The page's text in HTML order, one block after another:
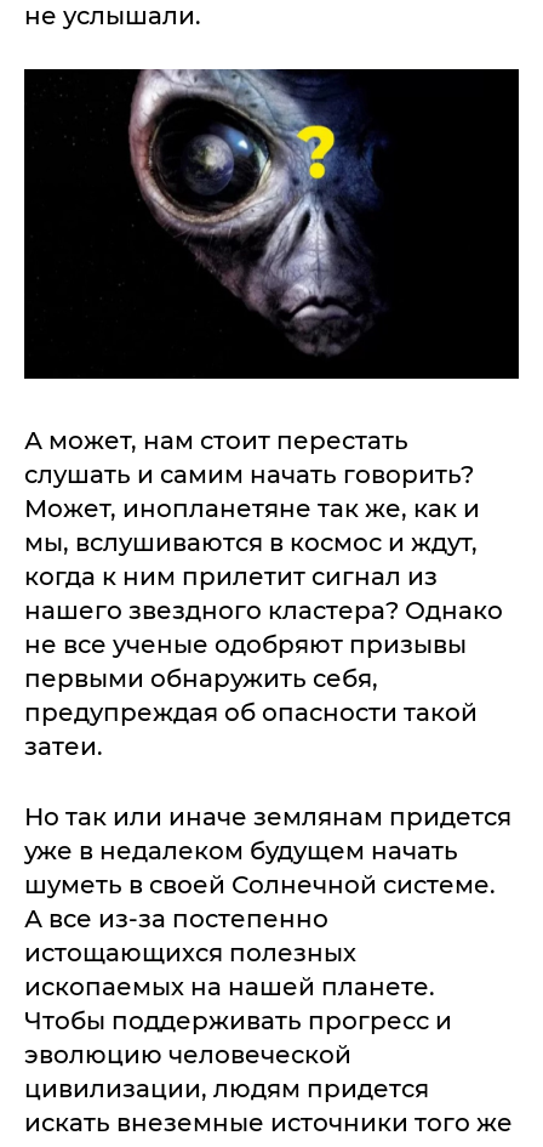
не услышали.
А может, нам стоит перестать
слушать и самим начать говорить?
Может, инопланетяне так же, как и
мы, вслушиваются в космос и ждут,
когда к ним прилетит сигнал из
нашего звездного кластера? Однако
не все ученые одобряют призывы
первыми обнаружить себя,
предупреждая об опасности такой
затеи.
Но так или иначе землянам придется
уже в недалеком будущем начать
шуметь в своей Солнечной системе.
А все из-за постепенно
истощающихся полезных
ископаемых на нашей планете.
Чтобы поддерживать прогресс и
эволюцию человеческой
цивилизации, людям придется
искать внеземные источники того же